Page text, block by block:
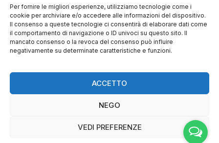
Per fornire le migliori esperienze, utilizziamo tecnologie come i
cookie per archiviare e/o accedere alle informazioni del dispositivo.
Il consenso a queste tecnologie ci consentirà di elaborare dati come
il comportamento di navigazione o ID univoci su questo sito. Il
mancato consenso o la revoca del consenso può influire
negativamente su determinate caratteristiche e funzioni.
ACCETTO
NEGO
VEDI PREFERENZE
SEGUICI SUI SOCIAL
CI TROVI ANCHE SU:
© Copyright 2013 – 2026 Nuova Immobiliare di Fabio Serralunga | Tutti i